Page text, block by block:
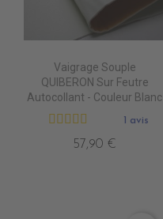
Vaigrage Souple
QUIBERON Sur Feutre
Autocollant - Couleur Blanc
1 avis
57,90 €